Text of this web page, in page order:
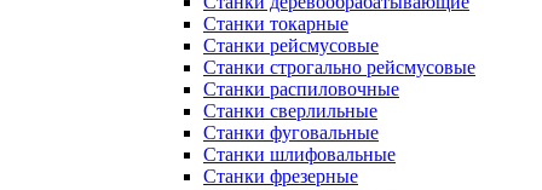
Станки токарные
Станки рейсмусовые
Станки строгально рейсмусовые
Станки распиловочные
Станки сверлильные
Станки фуговальные
Станки шлифовальные
Станки фрезерные